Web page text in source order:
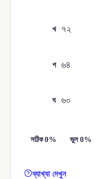
খ ৭২
গ ৬৪
ঘ ৬০
সঠিক 0% ভুল 0%
ব্যাখ্যা দেখুন